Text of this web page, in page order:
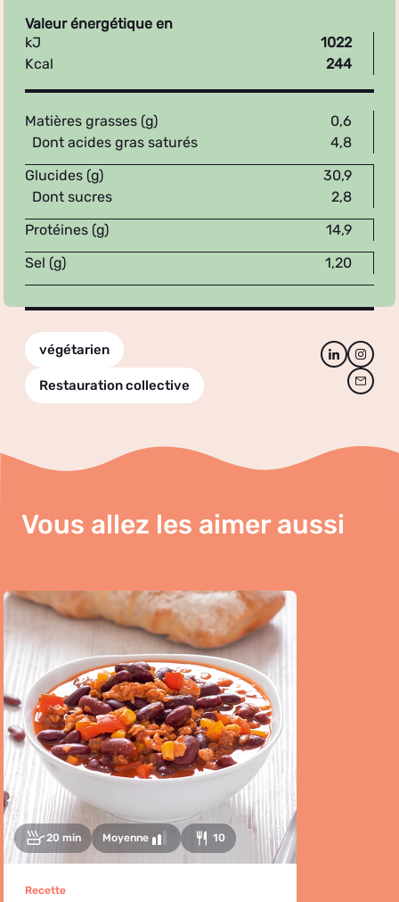
Valeur énergétique en
kJ
1022
Kcal
244
Matières grasses (g)
0,6
Dont acides gras saturés
4,8
Glucides (g)
30,9
Dont sucres
2,8
Protéines (g)
14,9
Sel (g)
1,20
végétarien
Restauration collective
Vous allez les aimer aussi
20 min Moyenne 10
Recette